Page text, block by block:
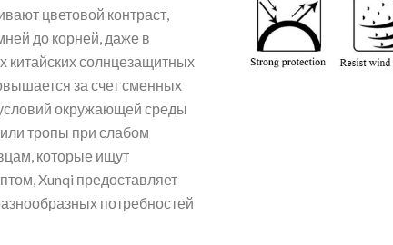
цветовой контраст,
до корней, даже в
китайских солнцезащитных
за счет сменных
окружающей среды
тропы при слабом
которые ищут
Xunqi предоставляет
потребностей